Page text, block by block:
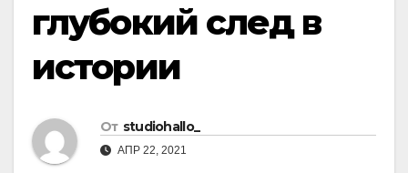
глубокий след в
истории
От studiohallo_
АПР 22, 2021